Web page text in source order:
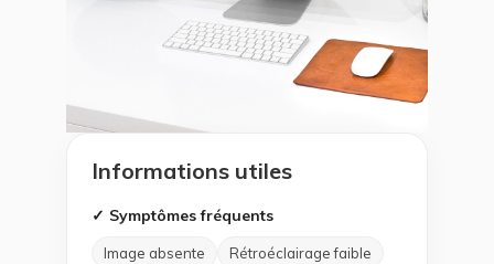
Informations utiles
✓ Symptômes fréquents
Image absente
Rétroéclairage faible